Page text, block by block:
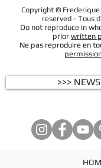
Copyright ©
reserved - Tous
Do not reproduce in
prior written
Ne pas reproduire en
>>>